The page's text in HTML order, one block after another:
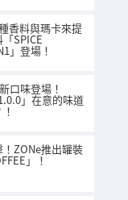
香料與瑪卡來提
SPICE
」登場！
口味登場！
」在意的味道
！ZONe推出罐裝
」！